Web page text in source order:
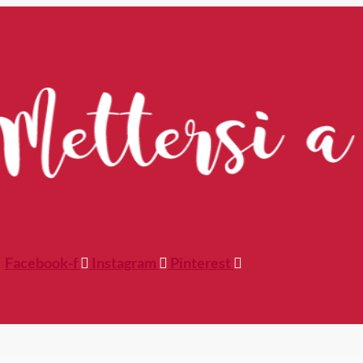
Facebook-f Instagram Pinterest